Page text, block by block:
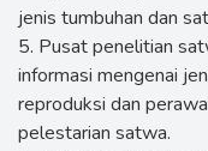
jenis tumbuhan dan
5. Pusat penelitian
informasi mengenai
reproduksi dan
pelestarian satwa.